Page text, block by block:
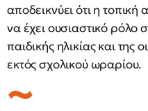
αποδεικνύει ότι η τοπική
να έχει ουσιαστικό ρόλο
παιδικής ηλικίας και της
εκτός σχολικού ωραρίου.